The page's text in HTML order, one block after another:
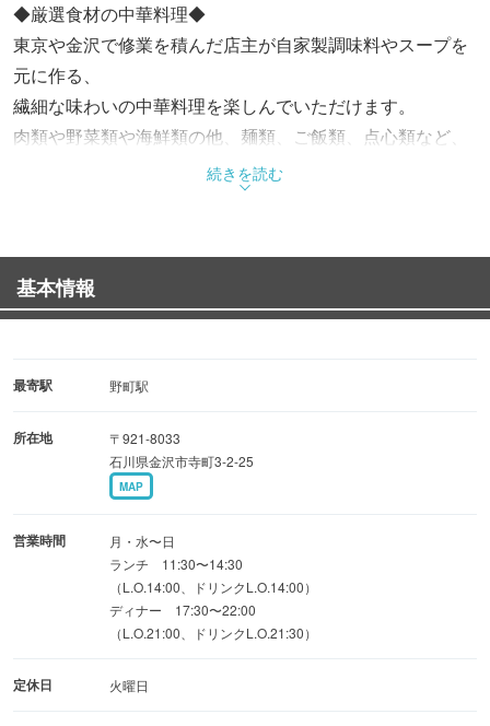
◆厳選食材の中華料理◆
東京や金沢で修業を積んだ店主が自家製調味料やスープを
元に作る、
繊細な味わいの中華料理を楽しんでいただけます。
肉類や野菜類や海鮮類の他、麺類、ご飯類、点心類など、
メニューの品数も豊富にご用意しております。
各種ご宴会やお集まりなどにもおすすめのコースもござい
ます。
お料理のみ3,300円〜、飲み放題付き5,500円〜でご案内し
店内は和の雰囲気も漂わせた上品な空間。
お一人様から気軽にご利用いただけるカウンター席や、
グループでのお食事にも最適なテーブル席がございます。
また、店内奥には座敷個室も完備しており、最大10名様ま
でのご利用が可能です。
最大40名様までのご宴会も可能なため、ぜひ気軽にお問い
合わせください。
続きを読む
基本情報
最寄駅 野町駅
所在地
〒921-8033
石川県金沢市寺町3-2-25
MAP
営業時間
月・水〜日
ランチ 11:30〜14:30
（L.O.14:00、ドリンクL.O.14:00）
ディナー 17:30〜22:00
（L.O.21:00、ドリンクL.O.21:30）
定休日 火曜日